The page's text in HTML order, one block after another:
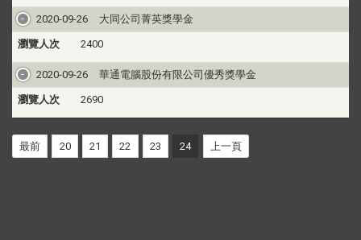
2020-09-26 大同公司菁英獎學金
瀏覽人次 2400
2020-09-26 華通電腦股份有限公司優秀獎學金
瀏覽人次 2690
最前 20 21 22 23 24 上一頁